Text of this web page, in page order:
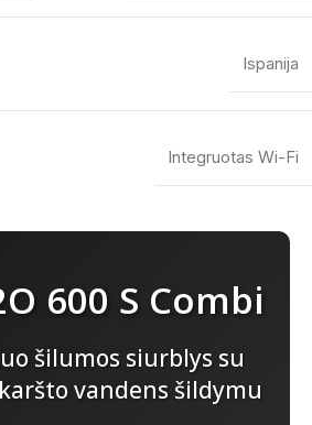
Ispanija
Integruotas Wi-Fi
600 S Combi
šilumos siurblys su
vandens šildymu